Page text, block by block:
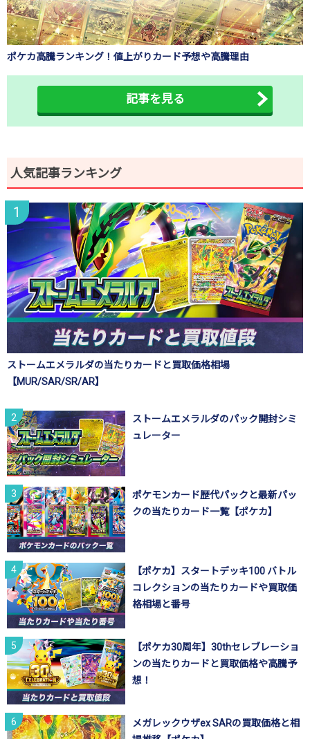
ポケカ高騰ランキング！値上がりカード予想や高騰理由
記事を見る
人気記事ランキング
ストームエメラルダの当たりカードと買取価格相場
【MUR/SAR/SR/AR】
ストームエメラルダのパック開封シミ
ュレーター
ポケモンカード歴代パックと最新パッ
クの当たりカード一覧【ポケカ】
【ポケカ】スタートデッキ100 バトル
コレクションの当たりカードや買取価
格相場と番号
【ポケカ30周年】30thセレブレーショ
ンの当たりカードと買取価格や高騰予
想！
メガレックウザex SARの買取価格と相